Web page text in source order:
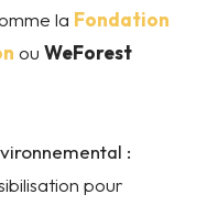
la Fondation
ou WeForest
:
pour